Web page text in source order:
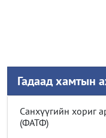
Гадаад хамтын
Санхүүгийн хориг
(ФАТФ)